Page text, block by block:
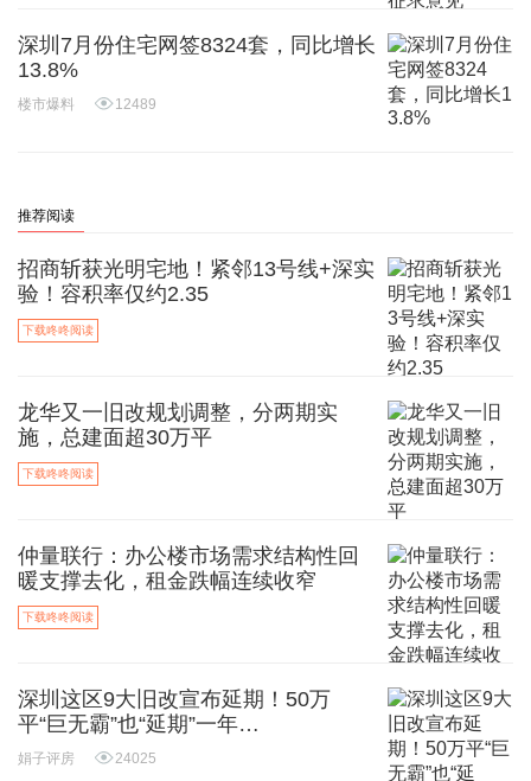
深圳7月份住宅网签8324套，同比增长
13.8%
楼市爆料 12489
推荐阅读
招商斩获光明宅地！紧邻13号线+深实
验！容积率仅约2.35
下载咚咚阅读
龙华又一旧改规划调整，分两期实
施，总建面超30万平
下载咚咚阅读
仲量联行：办公楼市场需求结构性回
暖支撑去化，租金跌幅连续收窄
下载咚咚阅读
深圳这区9大旧改宣布延期！50万
平“巨无霸”也“延期”一年…
娟子评房 24025